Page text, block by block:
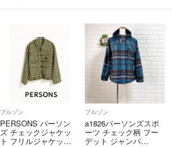
ブルゾン
PERSONS パーソン
ズ チェックジャケッ
ト フリルジャケッ
ブルゾン
a1826パーソンズスポ
ーツ チェック柄 フー
デット ジャンパ